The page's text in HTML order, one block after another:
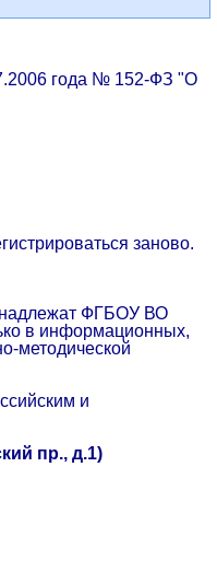
года № 152-ФЗ "О
заново.
ФГБОУ ВО
в информационных,
методической
и
пр., д.1)